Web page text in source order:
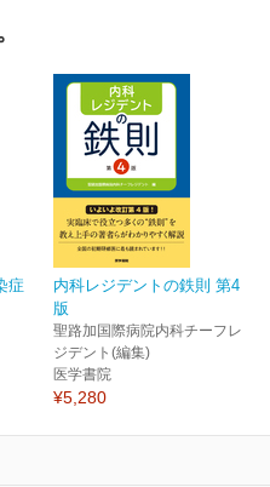
症
内科レジデントの鉄則 第4
版
聖路加国際病院内科チーフレ
ジデント(編集)
医学書院
¥5,280